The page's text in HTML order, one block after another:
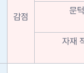
감점
문
자재